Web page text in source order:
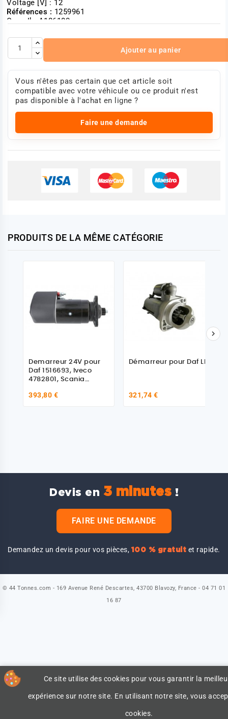
Voltage [V] : 12
Références : 1259961
Case Ih A186180
Cummins 3283329
Cummins 3283330
DAF 1259961
JCB 71/425900
Perkins OD203940
Rover AJU1941
Photo non contractuelle.
Ajouter au panier
Vous n'êtes pas certain que cet article soit
compatible avec votre véhicule ou ce produit n'est
pas disponible à l'achat en ligne ?
Faire une demande
PRODUITS DE LA MÊME CATÉGORIE
Demarreur 24V pour
Daf 1516693, Iveco
4782801, Scania
6244321
393,80 €
Démarreur pour Daf LF
321,74 €

Devis en 3 minutes !
FAIRE UNE DEMANDE
Demandez un devis pour vos pièces, 100 % gratuit et rapide.
Ce site utilise des cookies pour vous garantir la
expérience sur notre site. En utilisant notre site, vous
cookies.
© 44 Tonnes.com - 169 Avenue René Descartes, 43700 Blavozy, France - 04 71 01
16 87